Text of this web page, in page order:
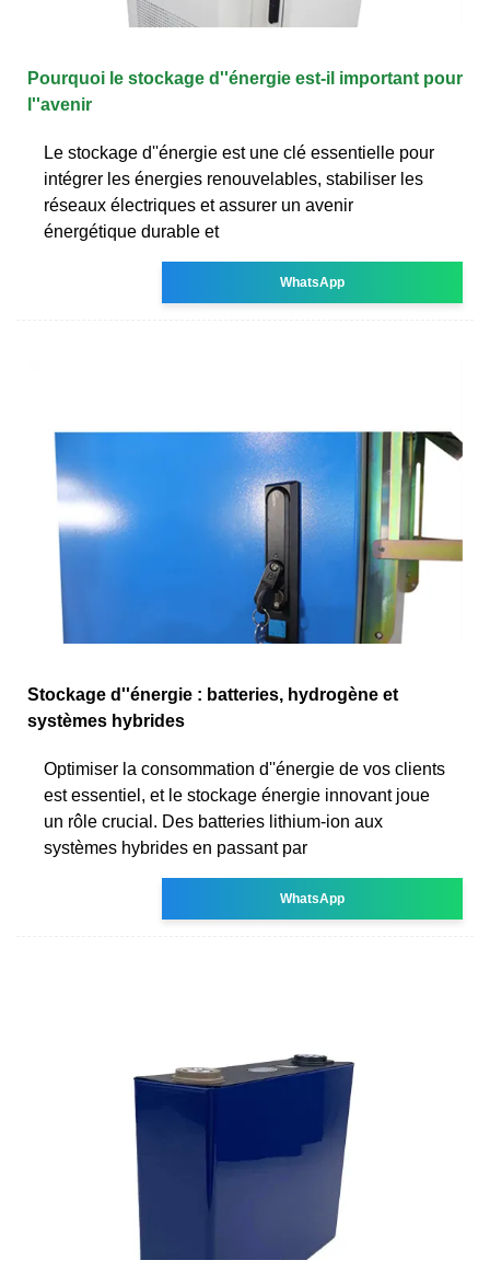
Pourquoi le stockage d''énergie est-il important pour
l''avenir
Le stockage d''énergie est une clé essentielle pour
intégrer les énergies renouvelables, stabiliser les
réseaux électriques et assurer un avenir
énergétique durable et
WhatsApp
Stockage d''énergie : batteries, hydrogène et
systèmes hybrides
Optimiser la consommation d''énergie de vos clients
est essentiel, et le stockage énergie innovant joue
un rôle crucial. Des batteries lithium-ion aux
systèmes hybrides en passant par
WhatsApp